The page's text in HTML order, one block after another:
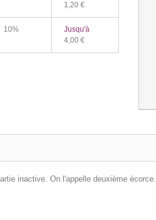
1,20 €
10%
Jusqu'à
4,00 €
inactive. On l'appelle deuxième écorce.